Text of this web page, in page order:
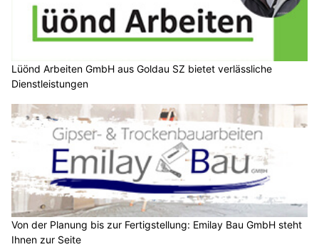
Lüönd Arbeiten GmbH aus Goldau SZ bietet verlässliche
Dienstleistungen
Von der Planung bis zur Fertigstellung: Emilay Bau GmbH steht
Ihnen zur Seite